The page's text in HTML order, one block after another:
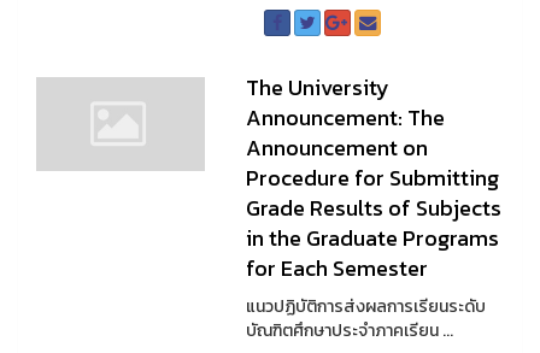
The University
Announcement: The
Announcement on
Procedure for Submitting
Grade Results of Subjects
in the Graduate Programs
for Each Semester
แนวปฏิบัติการส่งผลการเรียนระดับ
บัณฑิตศึกษาประจำภาคเรียน ...